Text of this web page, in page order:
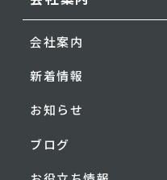
会社案内
新着情報
お知らせ
ブログ